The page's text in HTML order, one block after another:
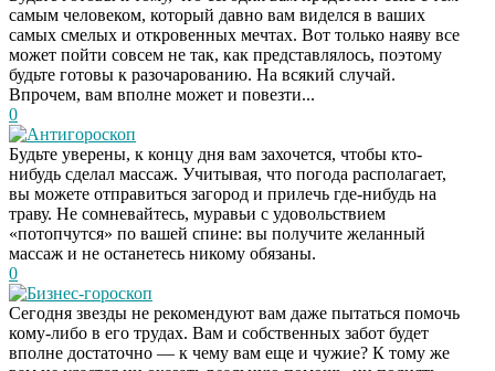
самым человеком, который давно вам виделся в ваших
самых смелых и откровенных мечтах. Вот только наяву все
может пойти совсем не так, как представлялось, поэтому
будьте готовы к разочарованию. На всякий случай.
Впрочем, вам вполне может и повезти...
0
Антигороскоп
Будьте уверены, к концу дня вам захочется, чтобы кто-
нибудь сделал массаж. Учитывая, что погода располагает,
вы можете отправиться загород и прилечь где-нибудь на
траву. Не сомневайтесь, муравьи с удовольствием
«потопчутся» по вашей спине: вы получите желанный
массаж и не останетесь никому обязаны.
0
Бизнес-гороскоп
Сегодня звезды не рекомендуют вам даже пытаться помочь
кому-либо в его трудах. Вам и собственных забот будет
вполне достаточно — к чему вам еще и чужие? К тому же